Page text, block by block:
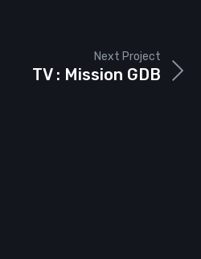
Next Project
TV : Mission GDB